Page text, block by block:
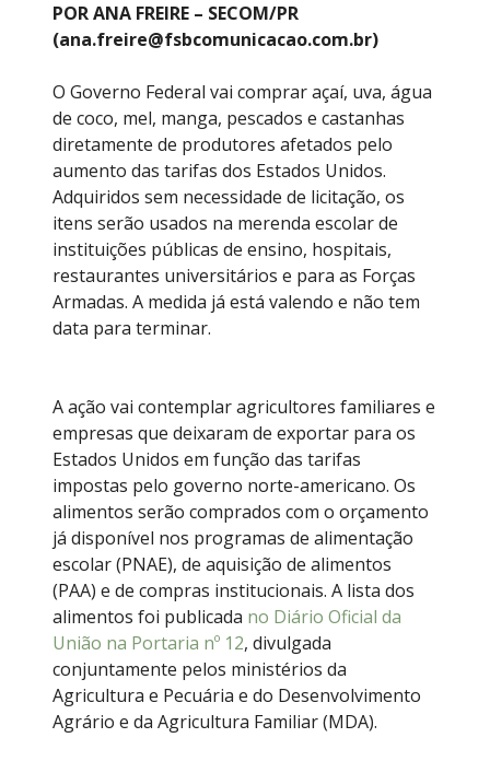
POR ANA FREIRE – SECOM/PR
(ana.freire@fsbcomunicacao.com.br)
O Governo Federal vai comprar açaí, uva, água
de coco, mel, manga, pescados e castanhas
diretamente de produtores afetados pelo
aumento das tarifas dos Estados Unidos.
Adquiridos sem necessidade de licitação, os
itens serão usados na merenda escolar de
instituições públicas de ensino, hospitais,
restaurantes universitários e para as Forças
Armadas. A medida já está valendo e não tem
data para terminar.
A ação vai contemplar agricultores familiares e
empresas que deixaram de exportar para os
Estados Unidos em função das tarifas
impostas pelo governo norte-americano. Os
alimentos serão comprados com o orçamento
já disponível nos programas de alimentação
escolar (PNAE), de aquisição de alimentos
(PAA) e de compras institucionais. A lista dos
alimentos foi publicada no Diário Oficial da
União na Portaria nº 12, divulgada
conjuntamente pelos ministérios da
Agricultura e Pecuária e do Desenvolvimento
Agrário e da Agricultura Familiar (MDA).